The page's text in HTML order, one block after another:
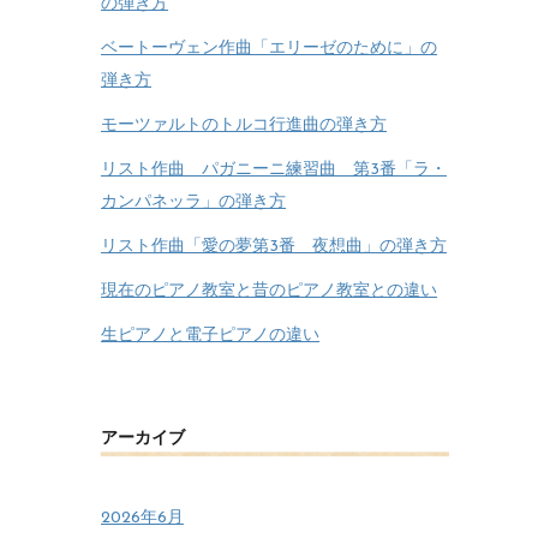
の弾き方
ベートーヴェン作曲「エリーゼのために」の
弾き方
モーツァルトのトルコ行進曲の弾き方
リスト作曲 パガニーニ練習曲 第3番「ラ・
カンパネッラ」の弾き方
リスト作曲「愛の夢第3番 夜想曲」の弾き方
現在のピアノ教室と昔のピアノ教室との違い
生ピアノと電子ピアノの違い
アーカイブ
2026年6月